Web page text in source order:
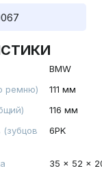
BMW
ремню)
111 мм
116 мм
(зубцов
6PK
35 x 52 x